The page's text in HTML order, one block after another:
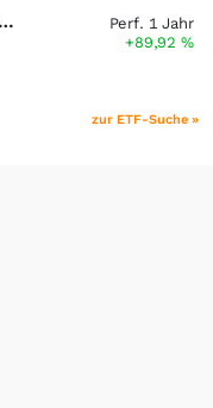
MULTI UNITS LUXEMBOURG - Lyxor MSCI Semiconductors ESG Filtered
Perf. 1 Jahr
+89,92%
zur ETF-Suche »